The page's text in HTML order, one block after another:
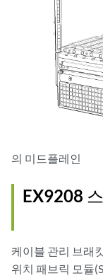
의 미드플레인
EX9208
케이블 관리 브래
위치 패브릭 모듈